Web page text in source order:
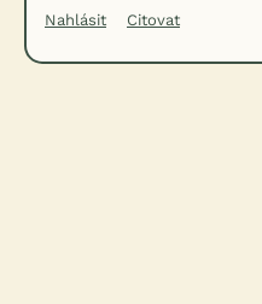
Nahlásit
Citovat